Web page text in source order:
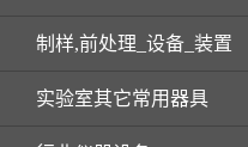
制样,前处理_设备_装置
实验室其它常用器具